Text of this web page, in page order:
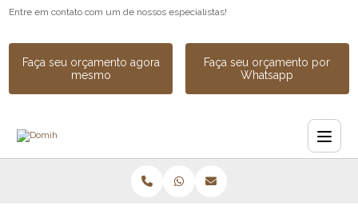
Entre em contato com um de nossos especialistas!
Faça seu orçamento agora
mesmo
Faça seu orçamento por
Whatsapp